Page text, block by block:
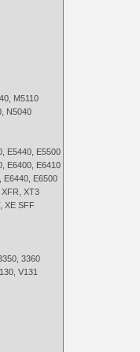
M5110
N5040
E5440, E5500
E6400, E6410
E6440, E6500
XFR, XT3
XE SFF
3360
V131